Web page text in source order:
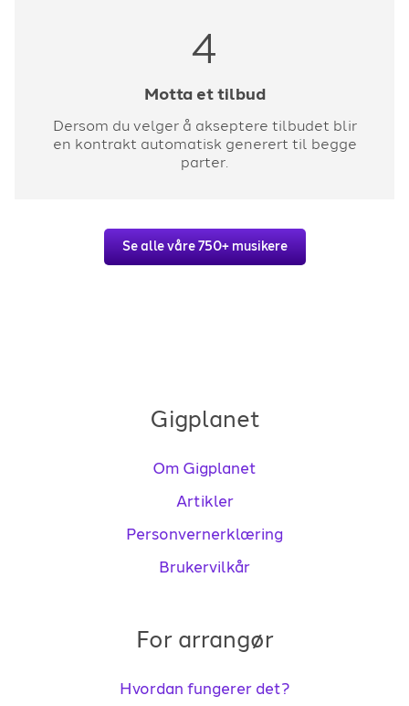
4
Motta et tilbud
Dersom du velger å akseptere tilbudet blir
en kontrakt automatisk generert til begge
parter.
Se alle våre 750+ musikere
Gigplanet
Om Gigplanet
Artikler
Personvernerklæring
Brukervilkår
For arrangør
Hvordan fungerer det?